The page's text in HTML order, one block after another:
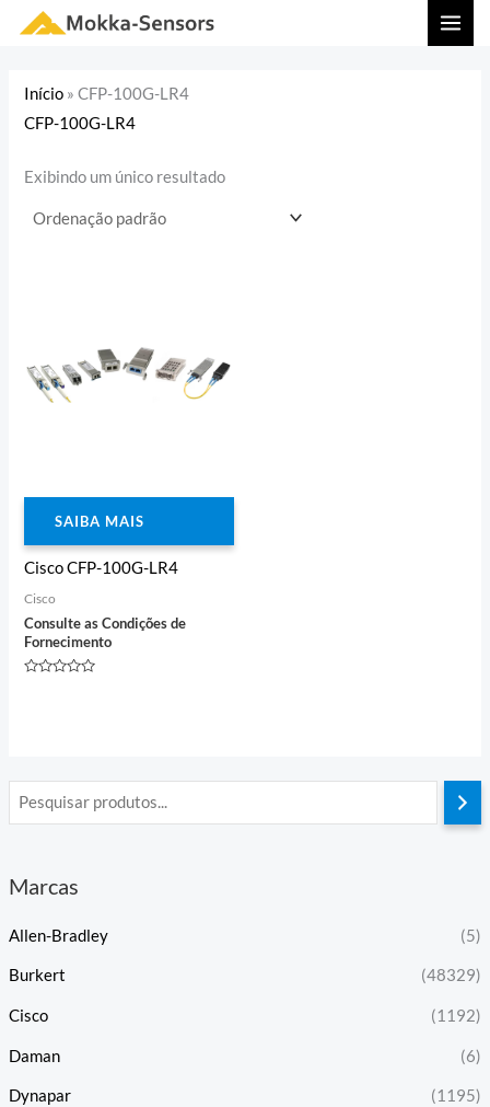
conteúdo
Marcas
Allen-Bradley (5)
Burkert (48329)
Cisco (1192)
Daman (6)
Dynapar (1195)
Início »CFP-100G-LR4
CFP-100G-LR4
Exibindo um único resultado
SAIBA MAIS
Cisco CFP-100G-LR4
Cisco
Consulte as Condições de
Fornecimento